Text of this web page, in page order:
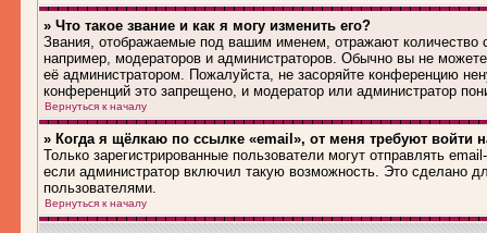
» Что такое звание и как я могу изменить его?
Звания, отображаемые под вашим именем, отражают
например, модераторов и администраторов. Обычно вы не
её администратором. Пожалуйста, не засоряйте конференцию
конференций это запрещено, и модератор или администратор
Вернуться к началу
» Когда я щёлкаю по ссылке «email», от меня требуют войти
Только зарегистрированные пользователи могут отправлять
если администратор включил такую возможность. Это сделано
пользователями.
Вернуться к началу